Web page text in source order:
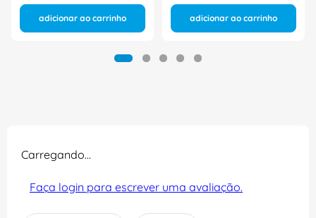
adicionar ao carrinho adicionar ao carrinho
Carregando…
Faça login para escrever uma avaliação.